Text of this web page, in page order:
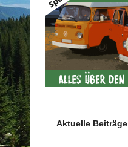
Aktuelle Beiträge